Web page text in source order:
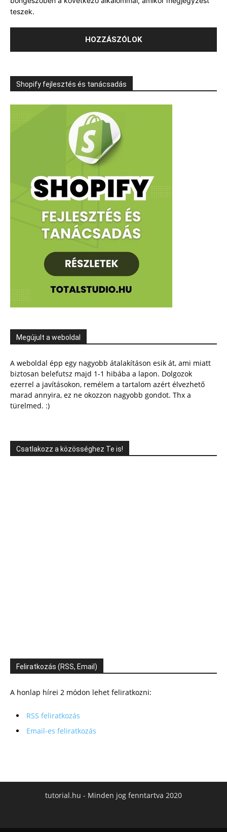
teszek.
Shopify fejlesztés és tanácsadás
Megújult a weboldal
A weboldal épp egy nagyobb átalakításon esik át, ami miatt
biztosan belefutsz majd 1-1 hibába a lapon. Dolgozok
ezerrel a javításokon, remélem a tartalom azért élvezhető
marad annyira, ez ne okozzon nagyobb gondot. Thx a
türelmed. :)
Csatlakozz a közösséghez Te is!
Feliratkozás (RSS, Email)
A honlap hírei 2 módon lehet feliratkozni:
RSS feliratkozás
Email-es feliratkozás
tutorial.hu - Minden jog fenntartva 2020